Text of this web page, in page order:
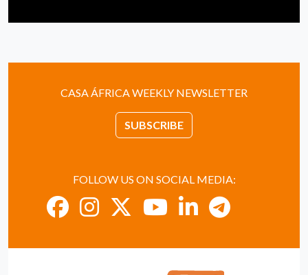
CASA ÁFRICA WEEKLY NEWSLETTER
SUBSCRIBE
FOLLOW US ON SOCIAL MEDIA: